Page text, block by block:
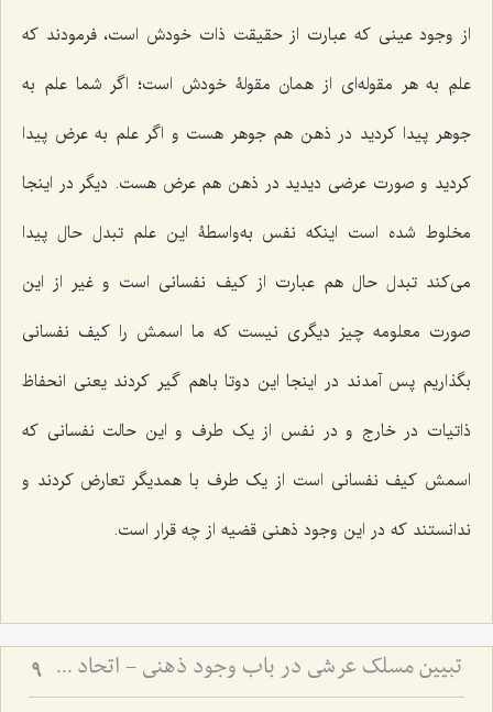
از وجود عینی که عبارت از حقیقت ذات خودش است، فرمودند که
علمِ به هر مقوله‌ای از همان مقولۀ خودش است؛ اگر شما علم به
جوهر پیدا کردید در ذهن هم جوهر هست و اگر علم به عرض پیدا
کردید و صورت عرضی دیدید در ذهن هم عرض هست. دیگر در اینجا
مخلوط شده است اینکه نفس به‌واسطۀ این علم تبدل حال پیدا
می‌کند تبدل حال هم عبارت از کیف نفسانی است و غیر از این
صورت معلومه چیز دیگری نیست که ما اسمش را کیف نفسانی
بگذاریم پس آمدند در اینجا این دوتا باهم گیر کردند یعنی انحفاظ
ذاتیات در خارج و در نفس از یک طرف و این حالت نفسانی که
اسمش کیف نفسانی است از یک طرف با همدیگر تعارض کردند و
ندانستند که در این وجود ذهنی قضیه از چه قرار است.
تبیین مسلک عرشی در باب وجود ذهنی - اتحاد علم و معلوم در پرتو حقیقت وجود 9